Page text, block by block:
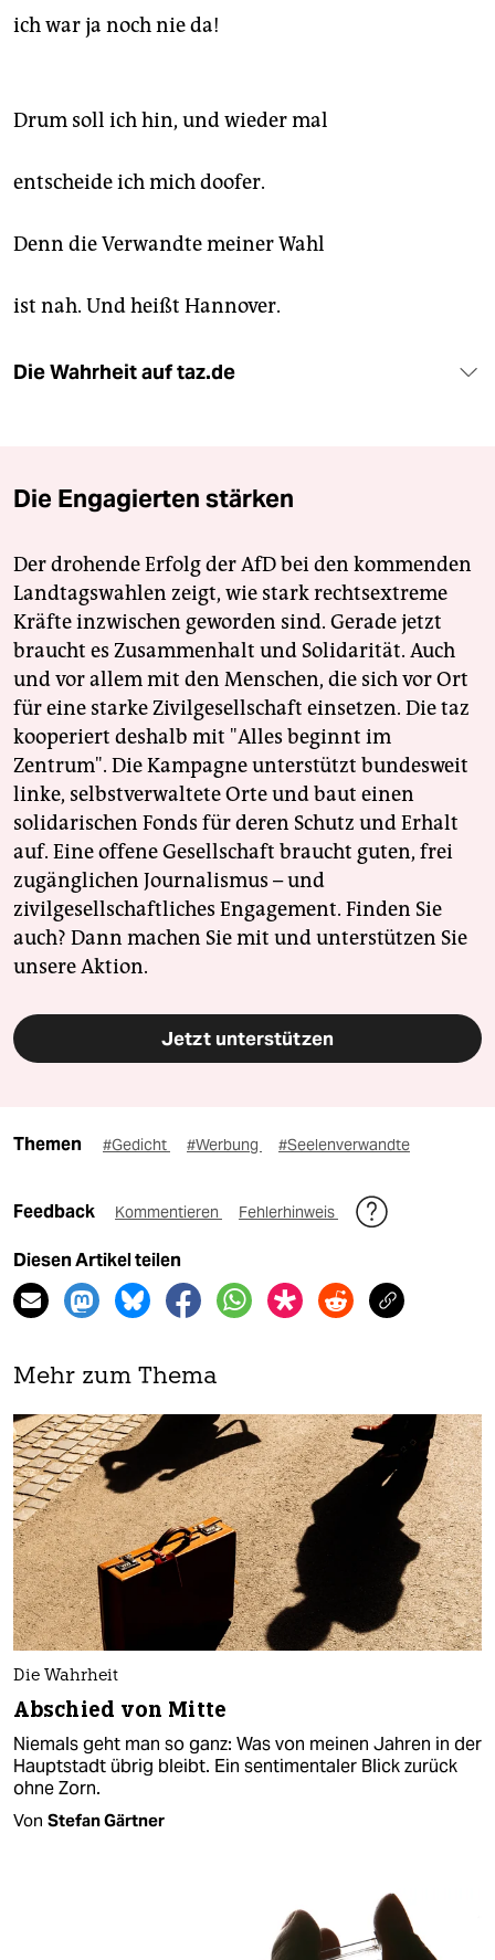
ich war ja noch nie da!
Drum soll ich hin, und wieder mal
entscheide ich mich doofer.
Denn die Verwandte meiner Wahl
ist nah. Und heißt Hannover.
Die Wahrheit auf taz.de
Die Engagierten stärken
Der drohende Erfolg der AfD bei den kommenden
Landtagswahlen zeigt, wie stark rechtsextreme
Kräfte inzwischen geworden sind. Gerade jetzt
braucht es Zusammenhalt und Solidarität. Auch
und vor allem mit den Menschen, die sich vor Ort
für eine starke Zivilgesellschaft einsetzen. Die taz
kooperiert deshalb mit "Alles beginnt im
Zentrum". Die Kampagne unterstützt bundesweit
linke, selbstverwaltete Orte und baut einen
solidarischen Fonds für deren Schutz und Erhalt
auf. Eine offene Gesellschaft braucht guten, frei
zugänglichen Journalismus – und
zivilgesellschaftliches Engagement. Finden Sie
auch? Dann machen Sie mit und unterstützen Sie
unsere Aktion.
Jetzt unterstützen
Themen #Gedicht #Werbung #Seelenverwandte
Feedback Kommentieren Fehlerhinweis
Diesen Artikel teilen
Mehr zum Thema
Die Wahrheit
Abschied von Mitte
Niemals geht man so ganz: Was von meinen Jahren in der
Hauptstadt übrig bleibt. Ein sentimentaler Blick zurück
ohne Zorn.
Von Stefan Gärtner